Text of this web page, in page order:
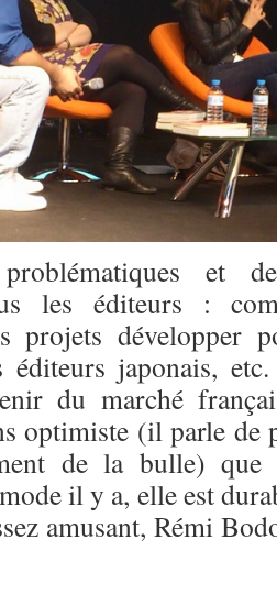
et
les éditeurs :
projets développer
éditeurs japonais,
du marché
optimiste (il parle de
de la bulle)
il y a, elle est
amusant, Rémi